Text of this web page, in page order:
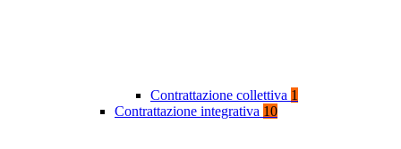
Contrattazione collettiva 1
Contrattazione integrativa 10